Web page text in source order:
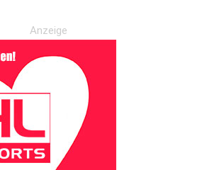
Anzeige